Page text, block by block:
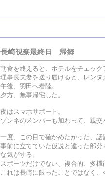
長崎視察最終日 帰郷
朝食を終えると、ホテルをチェック
理事長夫妻を送り届けると、レンタ
午後、羽田へ着陸。
夕方、無事帰宅した。
夜はスマホサポート。
ゾンネのメンバーも加わって、親交
一度、この目で確かめたかった、話
事前に立てていた仮説と違った部
な気がする。
スポーツだけでない、複合的、多機
これは長崎に限ったことではなく、